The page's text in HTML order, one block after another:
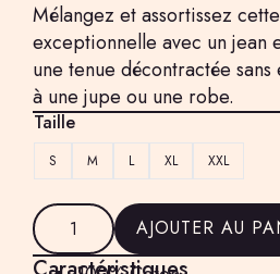
Mélangez et assortissez
exceptionnelle avec un jean
une tenue décontractée
à une jupe ou une robe.
Taille
S M L XL XXL
quantité
de
Veste
fleurie
AJOUTER AU